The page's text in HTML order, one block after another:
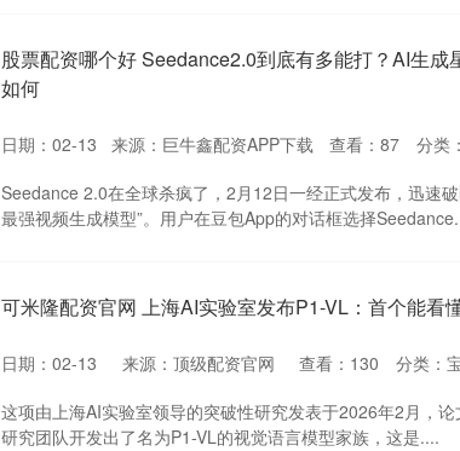
股票配资哪个好 Seedance2.0到底有多能打？AI生成
如何
日期：02-13 来源：巨牛鑫配资APP下载 查看： 87 分类：
Seedance 2.0在全球杀疯了，2月12日一经正式发布，迅速
最强视频生成模型”。用户在豆包App的对话框选择
可米隆配资官网 上海AI实验室发布P1-VL：首个能看
日期：02-13 来源：顶级配资官网 查看： 130 分类：
这项由上海AI实验室领导的突破性研究发表于2026年2月，论
研究团队开发出了名为P1-VL的视觉语言模型家族，这是....